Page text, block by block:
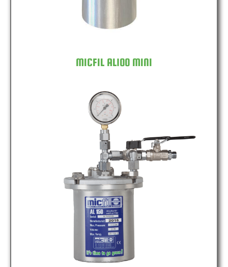
MICFIL AL100 MINI
MICFIL AL150